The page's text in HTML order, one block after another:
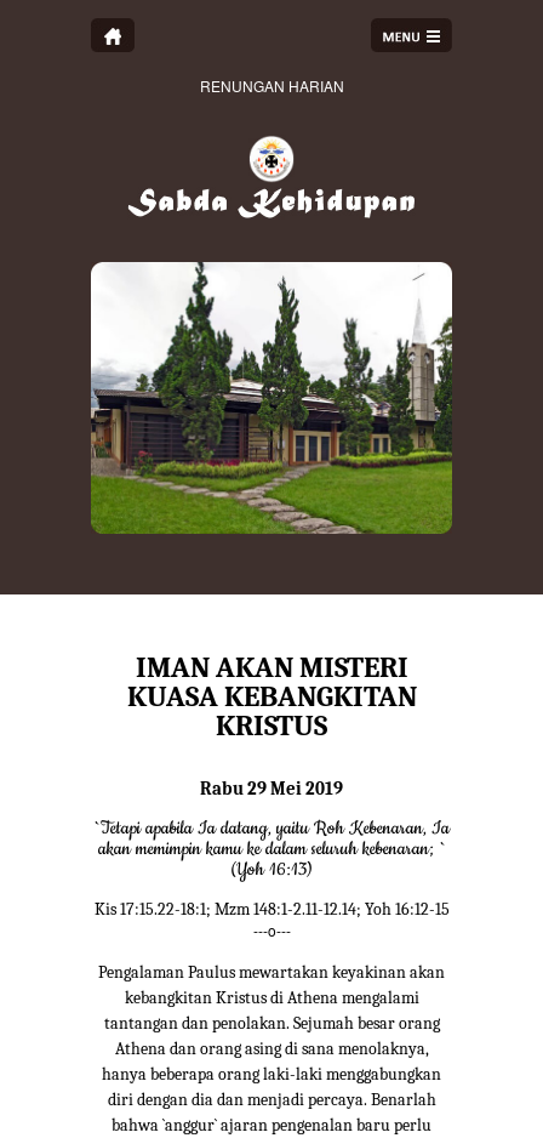
RENUNGAN HARIAN
IMAN AKAN MISTERI
KUASA KEBANGKITAN
KRISTUS
Rabu 29 Mei 2019
`Tetapi apabila Ia datang, yaitu Roh Kebenaran, Ia
akan memimpin kamu ke dalam seluruh kebenaran; `
(Yoh 16:13)
Kis 17:15.22-18:1; Mzm 148:1-2.11-12.14; Yoh 16:12-15
---o---
Pengalaman Paulus mewartakan keyakinan akan
kebangkitan Kristus di Athena mengalami
tantangan dan penolakan. Sejumah besar orang
Athena dan orang asing di sana menolaknya,
hanya beberapa orang laki-laki menggabungkan
diri dengan dia dan menjadi percaya. Benarlah
bahwa `anggur` ajaran pengenalan baru perlu